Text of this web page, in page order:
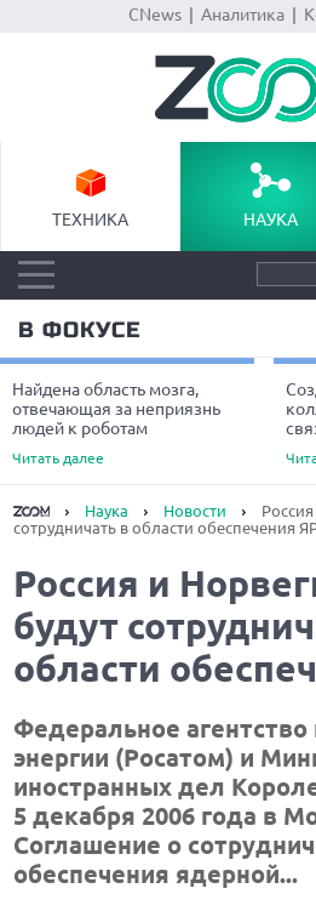
CNews| Аналитика|
ТЕХНИКА НАУКА
В ФОКУСЕ
Найдена область мозга,
отвечающая за неприязнь
людей к роботам
Читать далее
Наука Новости
сотрудничать в области обеспечения
Россия и
будут
области
Федеральное агентство
энергии (Росатом) и
иностранных дел
5 декабря 2006 года в
Соглашение о
обеспечения ядерной...